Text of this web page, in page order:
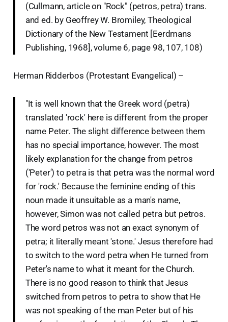
(Cullmann, article on "Rock" (petros, petra) trans.
and ed. by Geoffrey W. Bromiley, Theological
Dictionary of the New Testament [Eerdmans
Publishing, 1968], volume 6, page 98, 107, 108)
Herman Ridderbos (Protestant Evangelical) --
"It is well known that the Greek word (petra)
translated 'rock' here is different from the proper
name Peter. The slight difference between them
has no special importance, however. The most
likely explanation for the change from petros
('Peter') to petra is that petra was the normal word
for 'rock.' Because the feminine ending of this
noun made it unsuitable as a man's name,
however, Simon was not called petra but petros.
The word petros was not an exact synonym of
petra; it literally meant 'stone.' Jesus therefore had
to switch to the word petra when He turned from
Peter's name to what it meant for the Church.
There is no good reason to think that Jesus
switched from petros to petra to show that He
was not speaking of the man Peter but of his